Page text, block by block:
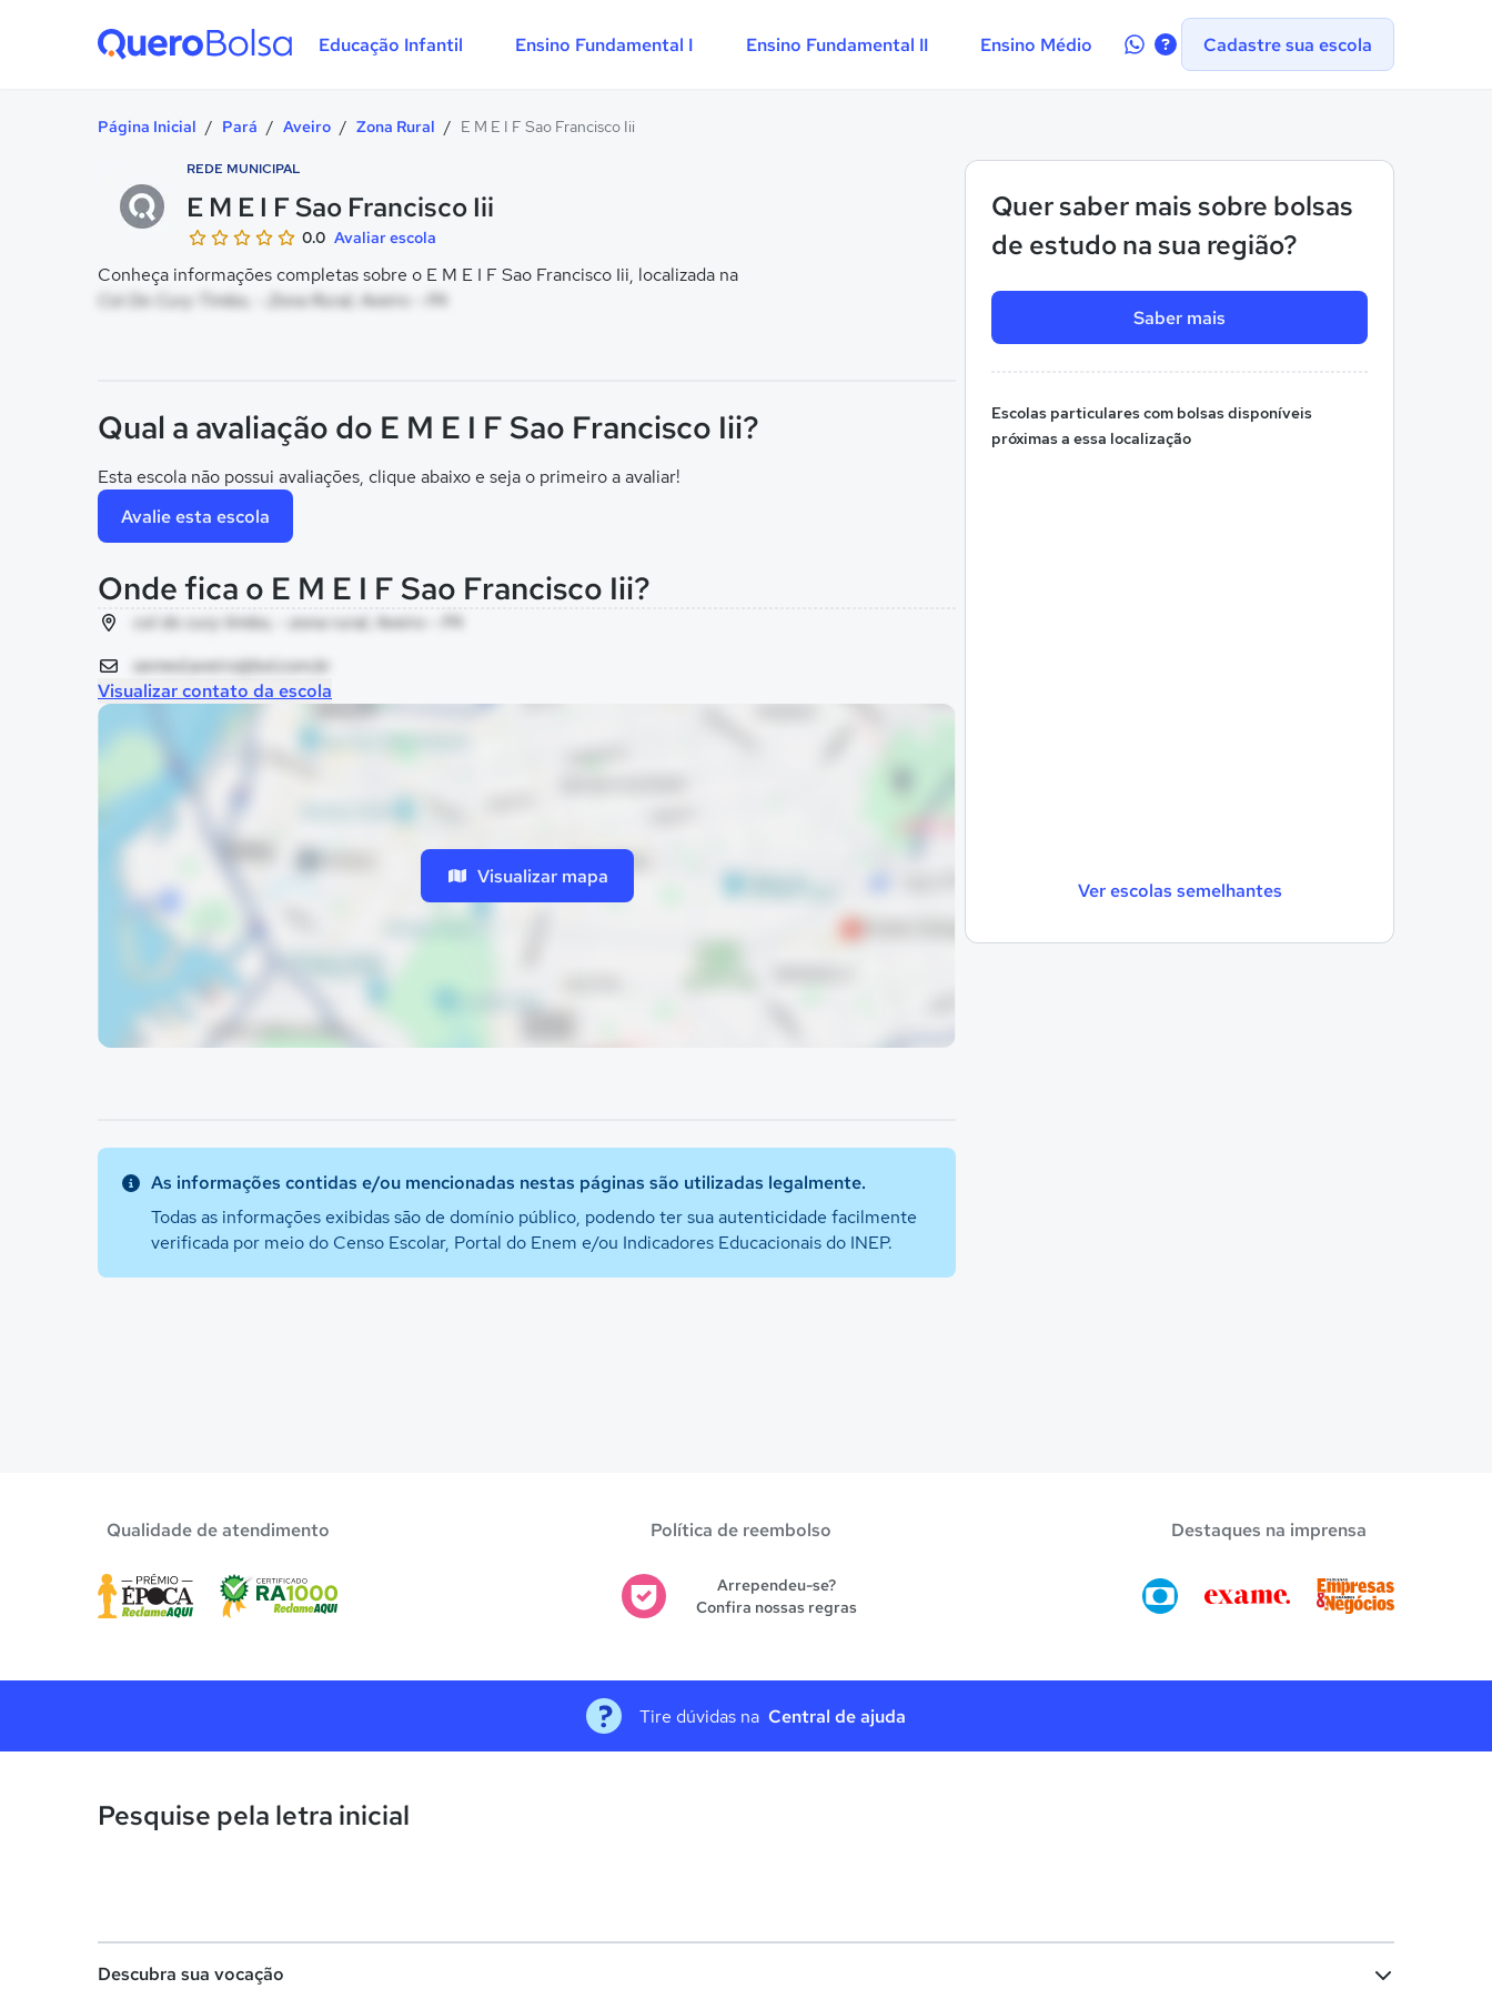
Educação Infantil Ensino Fundamental I Ensino Fundamental II Ensino Médio
Contate-Cadastre sua escola
Página Inicial / Pará / Aveiro / Zona Rural / E M E I F Sao Francisco Iii
REDE MUNICIPAL
E M E I F Sao Francisco Iii
0.0 Avaliar escola
Conheça informações completas sobre o E M E I F Sao Francisco Iii, localizada na
Col Do Cury Timbo, - Zona Rural, Aveiro - PA
Quer saber mais sobre bolsas
de estudo na sua região?
Saber mais
Escolas particulares com bolsas disponíveis
próximas a essa localização
Ver escolas semelhantes
Qual a avaliação do E M E I F Sao Francisco Iii?
Esta escola não possui avaliações, clique abaixo e seja o primeiro a avaliar!
Avalie esta escola
Onde fica o E M E I F Sao Francisco Iii?
col do cury timbo, - zona rural, Aveiro - PA
semed.aveiro@bol.com.br
Visualizar contato da escola
Visualizar mapa
As informações contidas e/ou mencionadas nestas páginas são utilizadas legalmente.
Todas as informações exibidas são de domínio público, podendo ter sua autenticidade facilmente
verificada por meio do Censo Escolar, Portal do Enem e/ou Indicadores Educacionais do INEP.
Qualidade de atendimento Política de reembolso
Arrependeu-se?
Confira nossas regras
Destaques na imprensa
Tire dúvidas na Central de ajuda
Pesquise pela letra inicial
Descubra sua vocação